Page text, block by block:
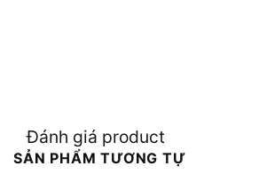
Đánh giá product
SẢN PHẨM TƯƠNG TỰ